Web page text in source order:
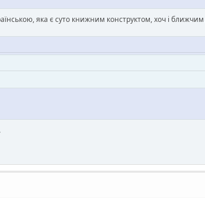
яка є суто книжним конструктом, хоч і